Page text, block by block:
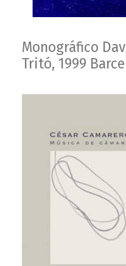
Monográfico
Tritó, 1999